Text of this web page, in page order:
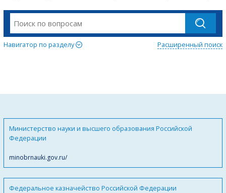
Навигатор по разделу Расширенный поиск
Министерство науки и высшего образования Российской
Федерации
minobrnauki.gov.ru/
Федеральное казначейство Российской Федерации